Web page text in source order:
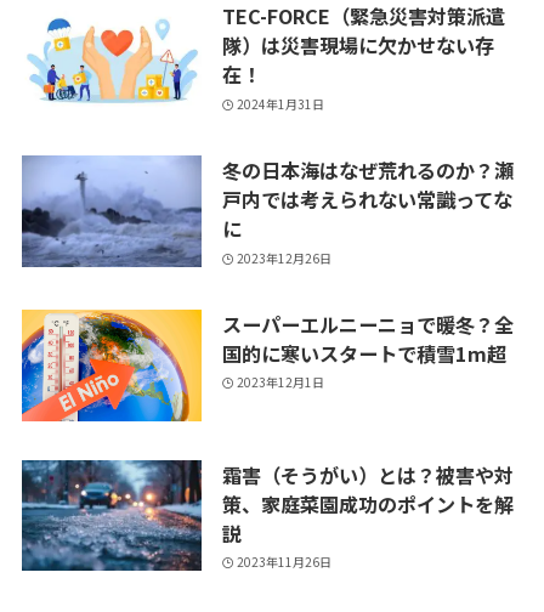
TEC-FORCE（緊急災害対策派遣
隊）は災害現場に欠かせない存
在！
2024年1月31日
冬の日本海はなぜ荒れるのか？瀬
戸内では考えられない常識ってな
に
2023年12月26日
スーパーエルニーニョで暖冬？全
国的に寒いスタートで積雪1m超
2023年12月1日
霜害（そうがい）とは？被害や対
策、家庭菜園成功のポイントを解
説
2023年11月26日